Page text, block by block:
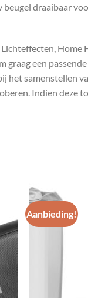
draaibaar
Home
een
het samenstellen
Indien deze
Aanbieding!